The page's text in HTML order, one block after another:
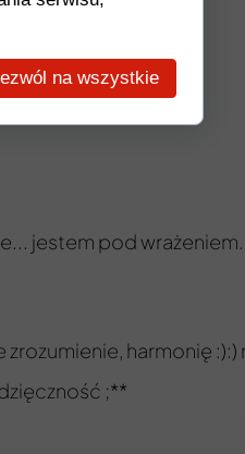
harmonię
;**
jestem pod wrażeniem.
na wszystkie